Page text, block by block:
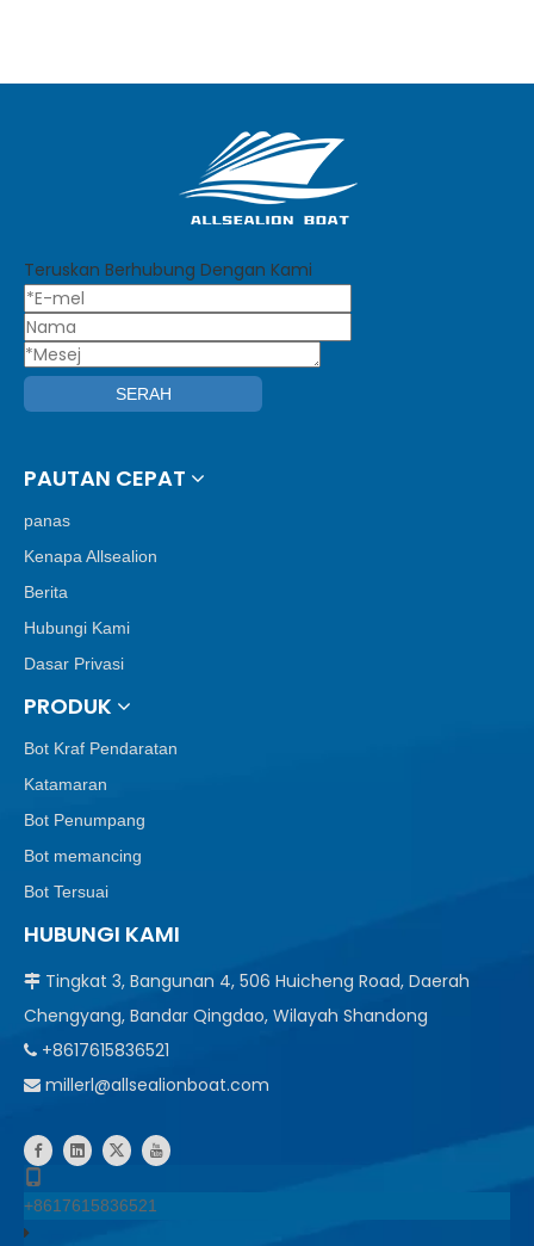
Teruskan Berhubung Dengan Kami
SERAH
PAUTAN CEPAT
panas
Kenapa Allsealion
Berita
Hubungi Kami
Dasar Privasi
PRODUK
Bot Kraf Pendaratan
Katamaran
Bot Penumpang
Bot memancing
Bot Tersuai
HUBUNGI KAMI
 Tingkat 3, Bangunan 4, 506 Huicheng Road, Daerah
Chengyang, Bandar Qingdao, Wilayah Shandong
 +8617615836521
 millerl@allsealionboat.com
+8617615836521